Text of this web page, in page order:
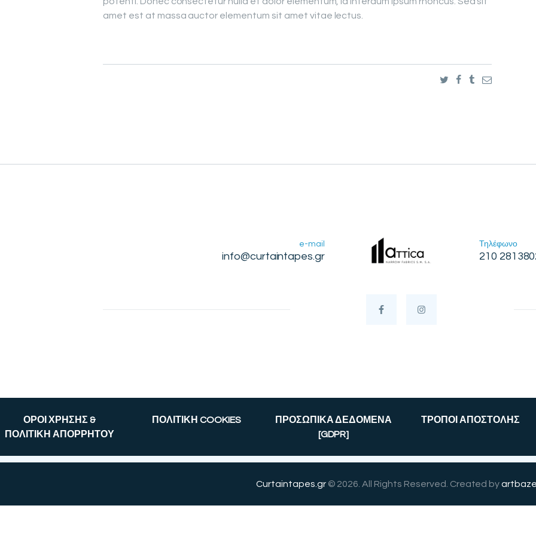
amet est at massa auctor elementum sit amet vitae lectus.
e-mail
info@curtaintapes.gr
Τηλέφωνο
210
ΟΡΟΙ ΧΡΗΣΗΣ &
ΠΟΛΙΤΙΚΗ ΑΠΟΡΡΗΤΟΥ
ΠΟΛΙΤΙΚΗ COOKIES
ΠΡΟΣΩΠΙΚΑ ΔΕΔΟΜΕΝΑ
[GDPR]
ΤΡΟΠΟΙ ΑΠΟΣΤΟΛΗΣ
Curtaintapes.gr© 2026. All Rights Reserved. Created by